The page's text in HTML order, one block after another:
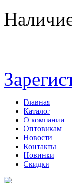
Главная
Каталог
О компании
Оптовикам
Новости
Контакты
Новинки
Скидки